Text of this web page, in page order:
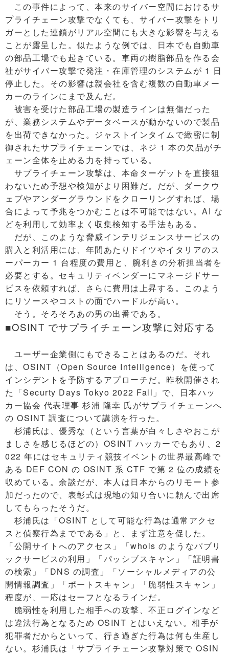
この事件によって、本来のサイバー空間におけるサ
プライチェーン攻撃でなくても、サイバー攻撃をトリ
ガーとした連鎖がリアル空間にも大きな影響を与える
ことが露呈した。似たような例では、日本でも自動車
の部品工場でも起きている。車両の樹脂部品を作る会
社がサイバー攻撃で発注・在庫管理のシステムが 1 日
停止した。その影響は親会社を含む複数の自動車メー
カーのラインにまで及んだ。
被害を受けた部品工場の製造ラインは無傷だった
が、業務システムやデータベースが動かないので製品
を出荷できなかった。ジャストインタイムで緻密に制
御されたサプライチェーンでは、ネジ 1 本の欠品がチ
ェーン全体を止める力を持っている。
サプライチェーン攻撃は、本命ターゲットを直接狙
わないため予想や検知がより困難だ。だが、ダークウ
ェブやアンダーグラウンドをクローリングすれば、場
合によって予兆をつかむことは不可能ではない。AI な
どを利用して効率よく収集検知する手法もある。
だが、このような脅威インテリジェンスサービスの
購入と利活用には、年間あたりドイツやイタリアのス
ーパーカー 1 台程度の費用と、腕利きの分析担当者を
必要とする。セキュリティベンダーにマネージドサー
ビスを依頼すれば、さらに費用は上昇する。このよう
にリソースやコストの面でハードルが高い。
そう。そろそろあの男の出番である。
■OSINT でサプライチェーン攻撃に対応する
ユーザー企業側にもできることはあるのだ。それ
は、OSINT（Open Source Intelligence）を使って
インシデントを予防するアプローチだ。昨秋開催され
た「Securty Days Tokyo 2022 Fall」で、日本ハッ
カー協会 代表理事 杉浦 隆幸 氏がサプライチェーンへ
の OSINT 調査について講演を行った。
杉浦氏は、優秀な（という言葉が白々しさやおこが
ましさを感じるほどの）OSINT ハッカーでもあり、2
022 年にはセキュリティ競技イベントの世界最高峰で
ある DEF CON の OSINT 系 CTF で第 2 位の成績を
収めている。余談だが、本人は日本からのリモート参
加だったので、表彰式は現地の知り合いに頼んで出席
してもらったそうだ。
杉浦氏は「OSINT として可能な行為は通常アクセ
スと偵察行為までである」と、まず注意を促した。
「公開サイトへのアクセス」「whois のようなパブリ
ックサービスの利用」「パッシブスキャン」「証明書
の検索」「DNS の調査」「ソーシャルメディアの公
開情報調査」「ポートスキャン」「脆弱性スキャン」
程度が、一応はセーフとなるラインだ。
脆弱性を利用した相手への攻撃、不正ログインなど
は違法行為となるため OSINT とはいえない。相手が
犯罪者だからといって、行き過ぎた行為は何も生産し
ない。杉浦氏は「サプライチェーン攻撃対策で OSIN